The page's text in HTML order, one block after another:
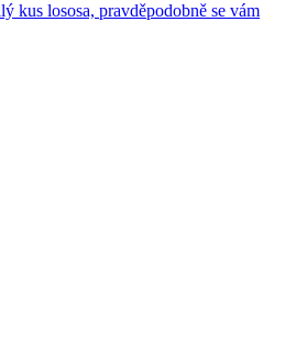
kus lososa, pravděpodobně se vám